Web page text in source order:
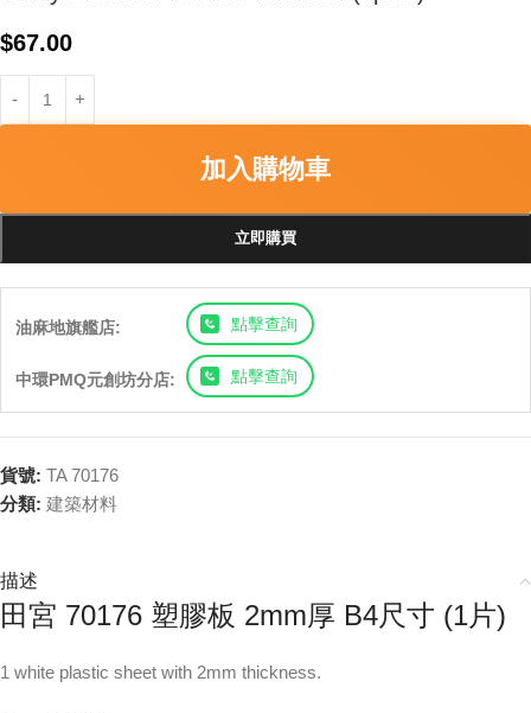
$67.00
加入購物車
立即購買
油麻地旗艦店: 點擊查詢
中環PMQ元創坊分店: 點擊查詢
貨號: TA 70176
分類: 建築材料
描述
田宮 70176 塑膠板 2mm厚 B4尺寸 (1片)
1 white plastic sheet with 2mm thickness.